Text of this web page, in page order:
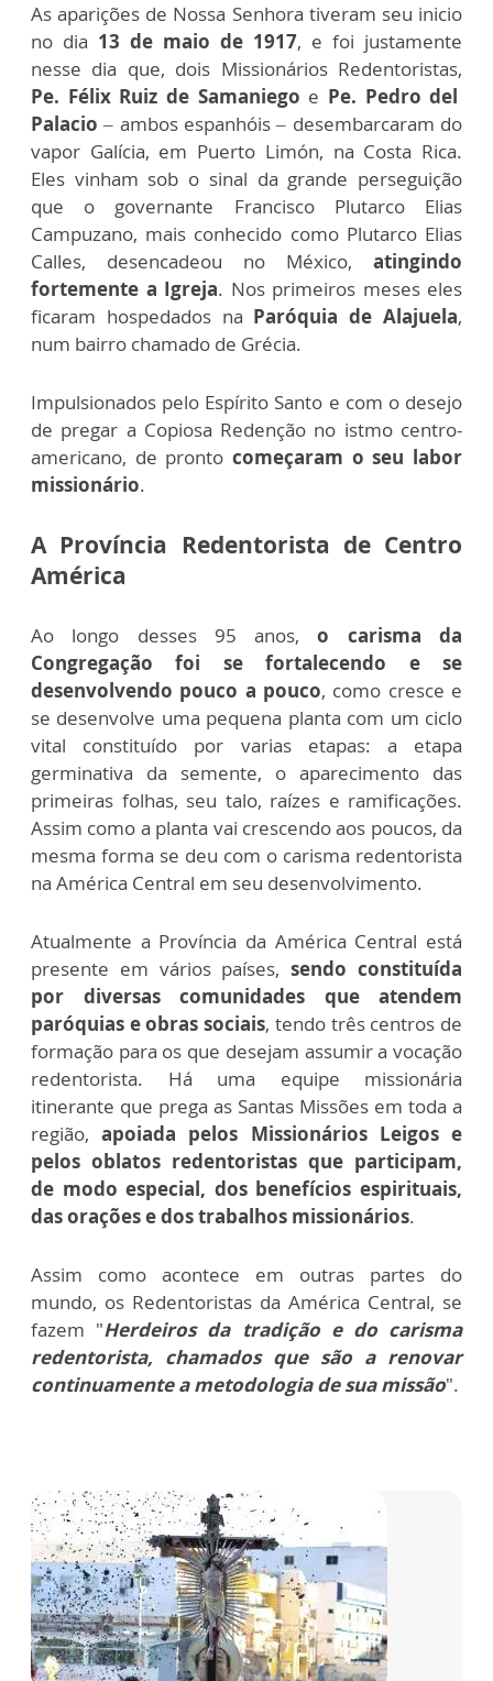
As aparições de Nossa Senhora tiveram seu inicio
no dia 13 de maio de 1917, e foi justamente
nesse dia que, dois Missionários Redentoristas,
Pe. Félix Ruiz de Samaniego e Pe. Pedro del
Palacio – ambos espanhóis – desembarcaram do
vapor Galícia, em Puerto Limón, na Costa Rica.
Eles vinham sob o sinal da grande perseguição
que o governante Francisco Plutarco Elias
Campuzano, mais conhecido como Plutarco Elias
Calles, desencadeou no México, atingindo
fortemente a Igreja. Nos primeiros meses eles
ficaram hospedados na Paróquia de Alajuela,
num bairro chamado de Grécia.
Impulsionados pelo Espírito Santo e com o desejo
de pregar a Copiosa Redenção no istmo centro-
americano, de pronto começaram o seu labor
missionário.
A Província Redentorista de Centro
América
Ao longo desses 95 anos,o carisma da
Congregação foi se fortalecendo e se
desenvolvendo pouco a pouco, como cresce e
se desenvolve uma pequena planta com um ciclo
vital constituído por varias etapas: a etapa
germinativa da semente, o aparecimento das
primeiras folhas, seu talo, raízes e ramificações.
Assim como a planta vai crescendo aos poucos, da
mesma forma se deu com o carisma redentorista
na América Central em seu desenvolvimento.
Atualmente a Província da América Central está
presente em vários países,sendo constituída
por diversas comunidades que atendem
paróquias e obras sociais, tendo três centros de
formação para os que desejam assumir a vocação
redentorista. Há uma equipe missionária
itinerante que prega as Santas Missões em toda a
região,apoiada pelos Missionários Leigos e
pelos oblatos redentoristas que participam,
de modo especial, dos benefícios espirituais,
das orações e dos trabalhos missionários.
Assim como acontece em outras partes do
mundo, os Redentoristas da América Central, se
fazem "Herdeiros da tradição e do carisma
redentorista, chamados que são a renovar
continuamente a metodologia de sua missão".